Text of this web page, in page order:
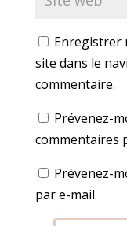
Enregistrer
site dans le
commentaire.
Prévenez-
commentaires
Prévenez-
par e-mail.